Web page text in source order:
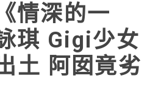
情深的一
琪 Gigi少女
土 阿囡竟劣